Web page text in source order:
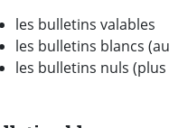
les bulletins valables
les bulletins blancs
les bulletins nuls